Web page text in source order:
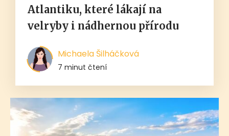
Atlantiku, které lákají na
velryby i nádhernou přírodu
Michaela Šilháčková
7 minut čtení